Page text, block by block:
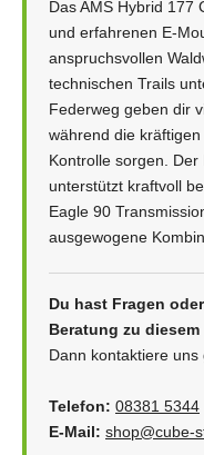
Das AMS Hybrid 177
und erfahrenen E-
anspruchsvollen
technischen Trails
Federweg geben dir
während die
Kontrolle sorgen.
unterstützt kraftvoll
Eagle 90
ausgewogene
Du hast Fragen
Beratung zu
Dann kontaktiere
Telefon: 08381 5344
E-Mail: shop@cube-